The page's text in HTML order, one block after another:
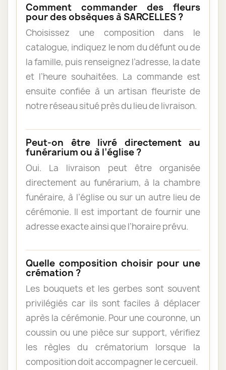
Comment commander des fleurs
pour des obsèques à SARCELLES ?
Choisissez une composition dans le
catalogue, indiquez le nom du défunt ou de
la famille, puis renseignez l’adresse, la date
et l’heure souhaitées. La commande est
ensuite confiée à un artisan fleuriste de
notre réseau situé près du lieu de livraison.
Peut-on être livré directement au
funérarium ou à l’église ?
Oui. La livraison peut être organisée
directement au funérarium, à la chambre
funéraire, à l’église ou sur un autre lieu de
cérémonie. Il est important de fournir une
adresse exacte ainsi que l’horaire prévu.
Quelle composition choisir pour une
crémation ?
Les bouquets et les gerbes sont souvent
privilégiés car ils sont faciles à déplacer
après la cérémonie. Pour une couronne, un
coussin ou une pièce sur support, vérifiez
les règles du crématorium lorsque la
composition doit accompagner le cercueil.